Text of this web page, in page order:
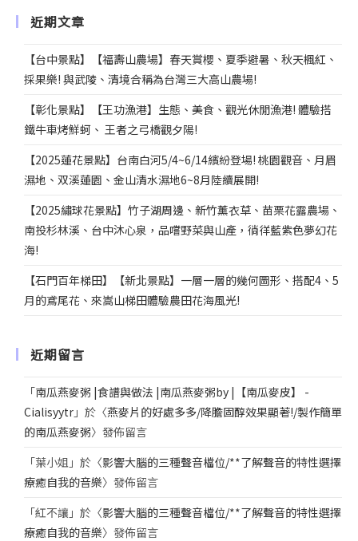
近期文章
【台中景點】【福壽山農場】春天賞櫻、夏季避暑、秋天楓紅、
採果樂! 與武陵、清境合稱為台灣三大高山農場!
【彰化景點】【王功漁港】生態、美食、觀光休閒漁港! 體驗搭
鐵牛車烤鮮蚵、 王者之弓橋觀夕陽!
【2025蓮花景點】台南白河5/4~6/14繽紛登場! 桃園觀音、月眉
濕地、双溪蓮園、金山清水濕地6~8月陸續展開!
【2025繡球花景點】竹子湖周邊、新竹薰衣草、苗栗花露農場、
南投杉林溪、台中沐心泉，品嚐野菜與山產，徜徉藍紫色夢幻花
海!
【石門百年梯田】【新北景點】一層一層的幾何圖形、搭配4、5
月的鳶尾花、來嵩山梯田體驗農田花海風光!
近期留言
「南瓜燕麥粥 |食譜與做法 |南瓜燕麥粥by |【南瓜麥皮】 -
Cialisyytr 」於〈燕麥片的好處多多/降膽固醇效果顯著!/製作簡單
的南瓜燕麥粥〉發佈留言
「葉小姐 」於〈影響大腦的三種聲音檔位/**了解聲音的特性選擇
療癒自我的音樂〉發佈留言
「紅不讓 」於〈影響大腦的三種聲音檔位/**了解聲音的特性選擇
療癒自我的音樂〉發佈留言